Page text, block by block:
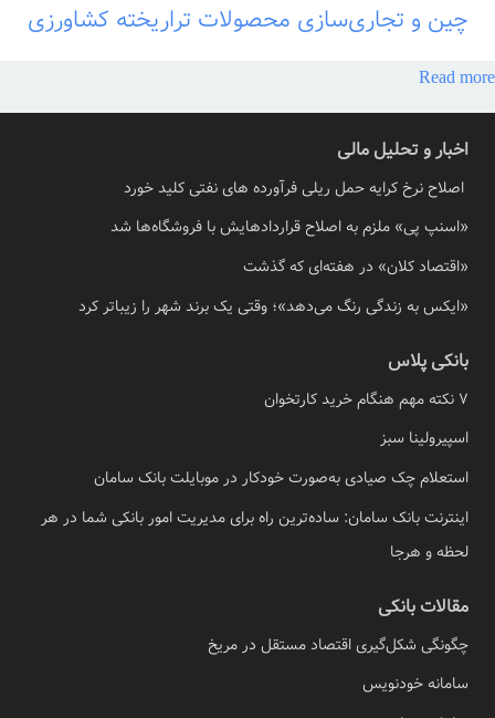
چین و تجاری‌سازی محصولات تراریخته کشاورزی
Read more
اخبار و تحلیل مالی
اصلاح نرخ کرایه حمل ریلی فرآورده های نفتی کلید خورد
«اسنپ پی» ملزم به اصلاح قراردادهایش با فروشگاه‌ها شد
«اقتصاد کلان» در هفته‌ای که گذشت
«ایکس به زندگی رنگ می‌دهد»؛ وقتی یک برند شهر را زیباتر کرد
بانکی پلاس
7 نکته مهم هنگام خرید کارتخوان
اسپیرولینا سبز
استعلام چک صیادی به‌صورت خودکار در موبایلت بانک سامان
اینترنت بانک سامان: ساده‌ترین راه برای مدیریت امور بانکی شما در هر
لحظه و هرجا
مقالات بانکی
چگونگی شکل‌گیری اقتصاد مستقل در مریخ
سامانه خودنویس